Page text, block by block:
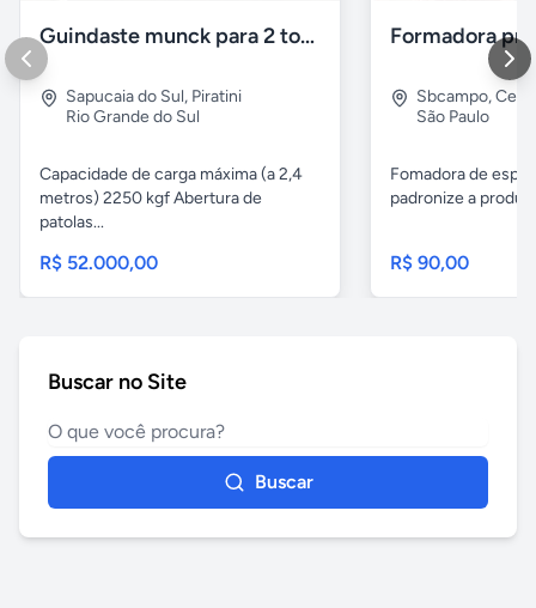
Guindaste munck para 2 toneladas
Sapucaia do Sul, Piratini
Rio Grande do Sul
Capacidade de carga máxima (a 2,4
metros) 2250 kgf Abertura de
patolas...
R$ 52.000,00
Sbcampo,
São Paulo
Fomadora de
padronize a
R$ 90,00
Buscar no Site
Buscar